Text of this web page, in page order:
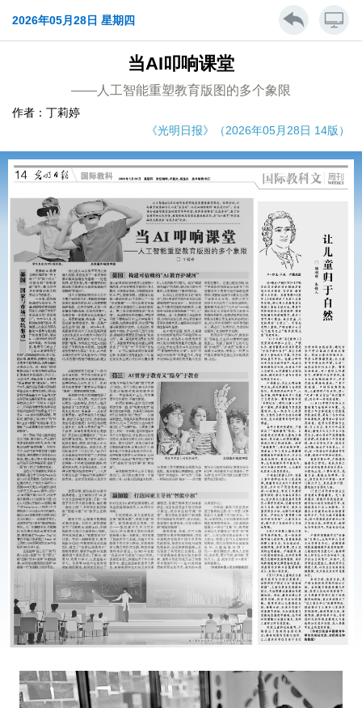
2026年05月28日 星期四
当AI叩响课堂
——人工智能重塑教育版图的多个象限
作者：丁莉婷
《光明日报》（2026年05月28日 14版）